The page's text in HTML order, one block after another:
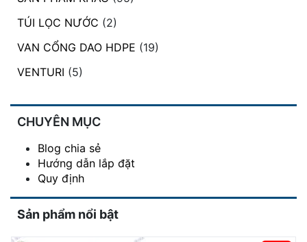
TÚI LỌC NƯỚC (2)
VAN CỔNG DAO HDPE (19)
VENTURI (5)
CHUYÊN MỤC
Blog chia sẻ
Hướng dẫn lắp đặt
Quy định
Sản phẩm nổi bật